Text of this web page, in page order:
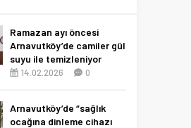
Ramazan ayı öncesi
Arnavutköy’de camiler gül
suyu ile temizleniyor
14.02.2026 0
Arnavutköy’de “sağlık
ocağına dinleme cihazı